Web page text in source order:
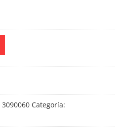
3090060 Categoría: